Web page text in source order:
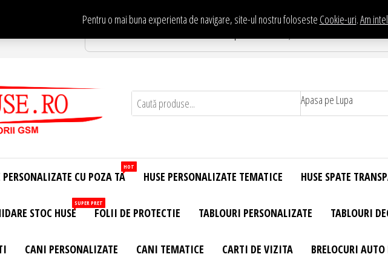
Pentru o mai buna experienta de navigare, site-ul nostru foloseste Cookie-uri.Am
Te asteptam in Showroom eHuse.ro
Apasa pe Lupa
PERSONALIZATE CU POZA TA
HOT
HUSE PERSONALIZATE TEMATICE HUSE SPATE
STOC HUSE
SUPER PRET
FOLII DE PROTECTIE TABLOURI PERSONALIZATE TABLOURI
CANI PERSONALIZATE CANI TEMATICE CARTI DE VIZITA BRELOCURI